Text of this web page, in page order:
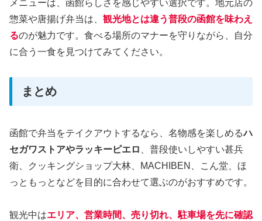
メニューは、函館らしさを感じやすい選択です。地元店の
惣菜や唐揚げ弁当は、 観光地とは違う普段の函館を味わえ
るのが魅力です。食べる場所のマナーを守りながら、自分
に合う一食を見つけてみてください。
まとめ
函館で弁当をテイクアウトするなら、名物感を楽しめるハ
セガワストアやラッキーピエロ
、普段使いしやすい甚兵
衛、クッキングショップ大林、MACHIBEN、こん堂、ほ
っともっとなどを目的に合わせて選ぶのがおすすめです。
観光中はエリア、営業時間、売り切れ、駐車場を先に確認